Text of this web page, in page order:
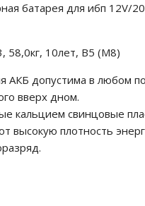
батарея для ибп 12V/
58,0кг, 10лет, B5 (M8)
АКБ допустима в любом
вверх дном.
кальцием свинцовые
высокую плотность